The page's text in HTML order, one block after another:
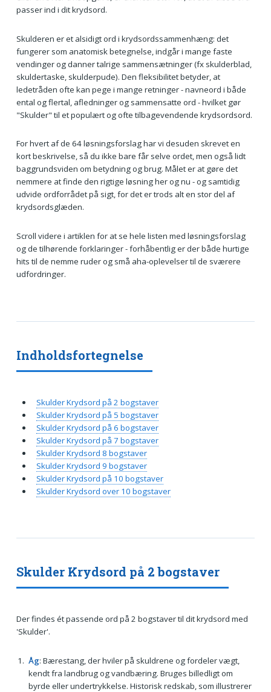
passer ind i dit krydsord.
Skulderen er et alsidigt ord i krydsordssammenhæng: det
fungerer som anatomisk betegnelse, indgår i mange faste
vendinger og danner talrige sammensætninger (fx skulderblad,
skuldertaske, skulderpude). Den fleksibilitet betyder, at
ledetråden ofte kan pege i mange retninger - navneord i både
ental og flertal, afledninger og sammensatte ord - hvilket gør
"Skulder" til et populært og ofte tilbagevendende krydsordsord.
For hvert af de 64 løsningsforslag har vi desuden skrevet en
kort beskrivelse, så du ikke bare får selve ordet, men også lidt
baggrundsviden om betydning og brug. Målet er at gøre det
nemmere at finde den rigtige løsning her og nu - og samtidig
udvide ordforrådet på sigt, for det er trods alt en stor del af
krydsordsglæden.
Scroll videre i artiklen for at se hele listen med løsningsforslag
og de tilhørende forklaringer - forhåbentlig er der både hurtige
hits til de nemme ruder og små aha-oplevelser til de sværere
udfordringer.
Skulder Krydsord på 2 bogstaver
Der findes ét passende ord på 2 bogstaver til dit krydsord med
'Skulder'.
Åg: Bærestang, der hviler på skuldrene og fordeler vægt,
kendt fra landbrug og vandbæring. Bruges billedligt om
byrde eller undertrykkelse. Historisk redskab, som illustrerer
Indholdsfortegnelse
Skulder Krydsord på 2 bogstaver
Skulder Krydsord på 5 bogstaver
Skulder Krydsord på 6 bogstaver
Skulder Krydsord på 7 bogstaver
Skulder Krydsord 8 bogstaver
Skulder Krydsord 9 bogstaver
Skulder Krydsord på 10 bogstaver
Skulder Krydsord over 10 bogstaver